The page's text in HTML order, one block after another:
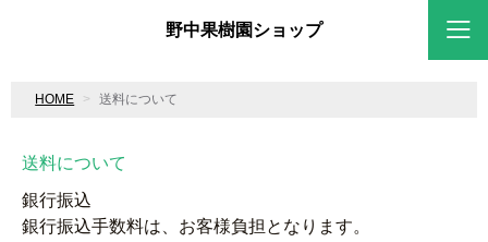
野中果樹園ショップ
HOME 送料について
送料について
銀行振込
銀行振込手数料は、お客様負担となります。